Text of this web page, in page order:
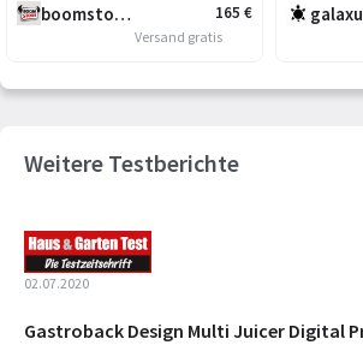
165 €
boomstore.de
Versand gratis
Weitere Testberichte
02.07.2020
Gastroback Design Multi Juicer Digital